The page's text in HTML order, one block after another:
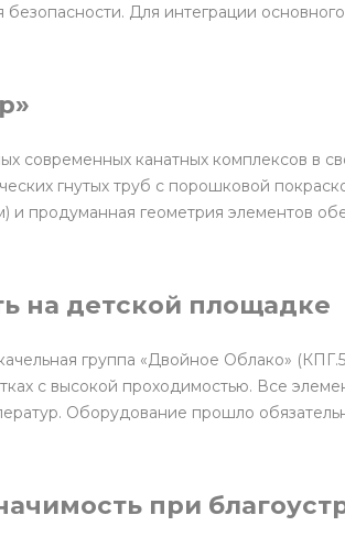
Для интеграции
канатных комплексов в
гнутых труб с порошковой
и продуманная геометрия элементов
на детской площадке
группа «Двойное Облако»
с высокой проходимостью. Все
Оборудование прошло
при